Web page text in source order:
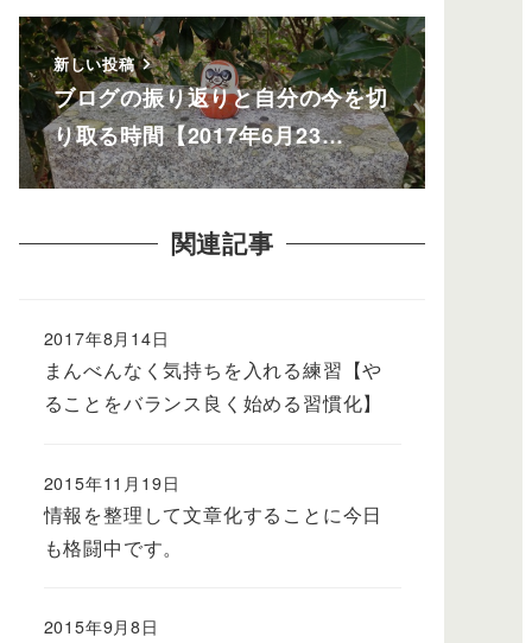
新しい投稿
ブログの振り返りと自分の今を切
り取る時間【2017年6月23…
関連記事
まんべんなく気持ちを入れる練習【や
ることをバランス良く始める習慣化】
2017年8月14日
情報を整理して文章化することに今日
も格闘中です。
2015年11月19日
2015年9月8日